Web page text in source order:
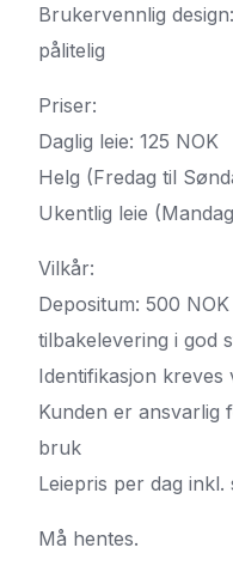
Brukervennlig
pålitelig
Priser:
Daglig leie: 125 NOK
Helg (Fredag til
Ukentlig leie
Vilkår:
Depositum: 500
tilbakelevering i god
Identifikasjon kreves
Kunden er ansvarlig
bruk
Leiepris per dag inkl.
Må hentes.